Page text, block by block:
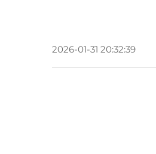
2026-01-31 20:32:39